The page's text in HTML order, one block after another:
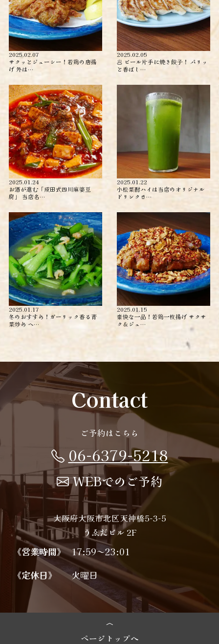
2025.02.07
サクッとジューシー！若鶏の唐揚
げ 外は…
2025.02.05
🥟 ビール片手に焼き餃子！ パリッ
と香ばし…
2025.01.24
お酒が進む「成田式四川麻婆豆
腐」 当店名…
2025.01.22
小松菜酎ハイは当店のオリジナル
ドリンク🥤…
2025.01.17
冬のおすすめ！ガーリック香る青
菜炒め ヘ…
2025.01.15
豪快な一品！若鶏一枚揚げ サクサ
ク＆ジュ…
Contact
ご予約はこちら
06-6379-5218
WEBでのご予約
大阪府大阪市北区天神橋5-3-5
うゑだビル 2F
《営業時間》 17:59～23:01
《定休日》 火曜日
ページトップへ